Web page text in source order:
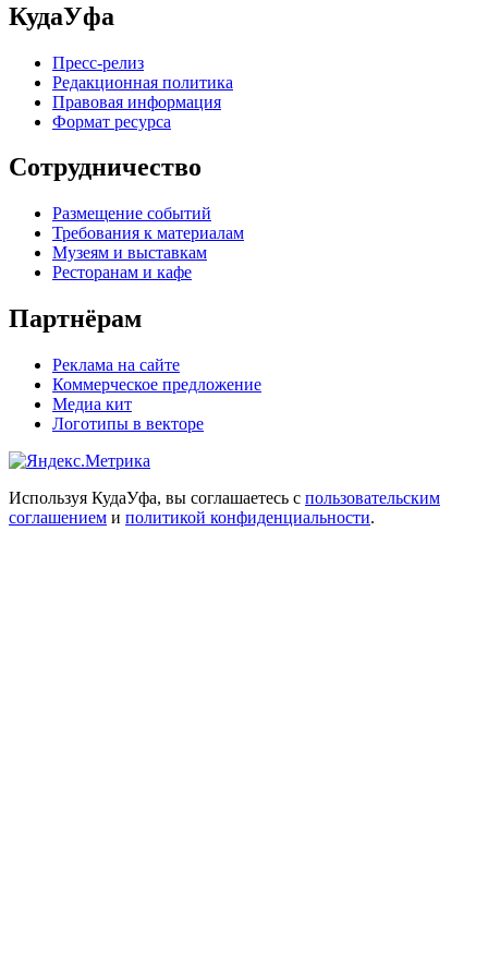
КудаУфа
Пресс-релиз
Редакционная политика
Правовая информация
Формат ресурса
Сотрудничество
Размещение событий
Требования к материалам
Музеям и выставкам
Ресторанам и кафе
Партнёрам
Реклама на сайте
Коммерческое предложение
Медиа кит
Логотипы в векторе
Используя КудаУфа, вы соглашаетесь с пользовательским
соглашением и политикой конфиденциальности.